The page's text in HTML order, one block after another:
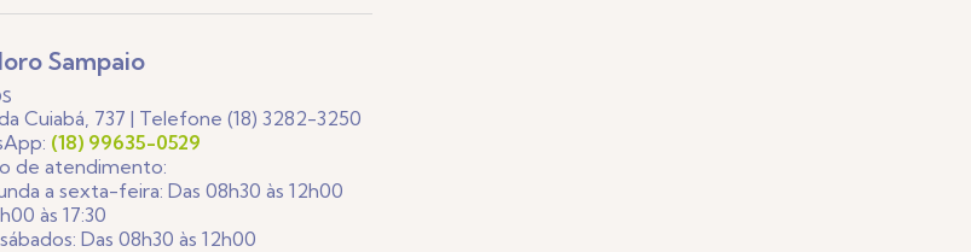
Sampaio
Cuiabá, 737 | Telefone (18) 3282-3250
(18) 99635-0529
de atendimento:
a sexta-feira: Das 08h30 às 12h00
às 17:30
Das 08h30 às 12h00